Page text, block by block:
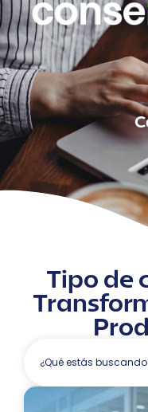
Tipo de